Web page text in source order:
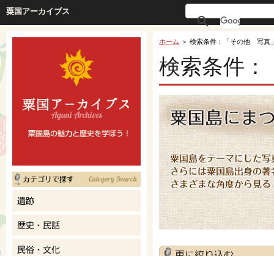
粟国アーカイブス
ホーム ＞ 検索条件：「その他 写真
検索条件：